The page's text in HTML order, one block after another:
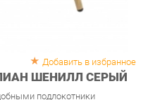
ШЕНИЛЛ СЕРЫЙ
подлокотники
0 )